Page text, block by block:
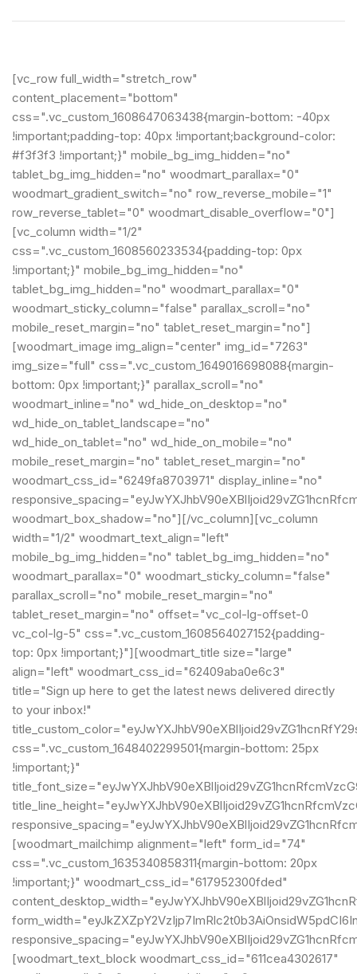
[vc_row full_width="stretch_row"
content_placement="bottom"
css=".vc_custom_1608647063438{margin-bottom: -40px
!important;padding-top: 40px !important;background-color:
#f3f3f3 !important;}" mobile_bg_img_hidden="no"
tablet_bg_img_hidden="no" woodmart_parallax="0"
woodmart_gradient_switch="no" row_reverse_mobile="1"
row_reverse_tablet="0" woodmart_disable_overflow="0"]
[vc_column width="1/2"
css=".vc_custom_1608560233534{padding-top: 0px
!important;}" mobile_bg_img_hidden="no"
tablet_bg_img_hidden="no" woodmart_parallax="0"
woodmart_sticky_column="false" parallax_scroll="no"
mobile_reset_margin="no" tablet_reset_margin="no"]
[woodmart_image img_align="center" img_id="7263"
img_size="full" css=".vc_custom_1649016698088{margin-
bottom: 0px !important;}" parallax_scroll="no"
woodmart_inline="no" wd_hide_on_desktop="no"
wd_hide_on_tablet_landscape="no"
wd_hide_on_tablet="no" wd_hide_on_mobile="no"
mobile_reset_margin="no" tablet_reset_margin="no"
woodmart_css_id="6249fa8703971" display_inline="no"
woodmart_box_shadow="no"][/vc_column][vc_column
width="1/2" woodmart_text_align="left"
mobile_bg_img_hidden="no" tablet_bg_img_hidden="no"
woodmart_parallax="0" woodmart_sticky_column="false"
parallax_scroll="no" mobile_reset_margin="no"
tablet_reset_margin="no" offset="vc_col-lg-offset-0
vc_col-lg-5" css=".vc_custom_1608564027152{padding-
top: 0px !important;}"][woodmart_title size="large"
align="left" woodmart_css_id="62409aba0e6c3"
title="Sign up here to get the latest news delivered directly
to your inbox!"
css=".vc_custom_1648402299501{margin-bottom: 25px
!important;}"
[woodmart_mailchimp alignment="left" form_id="74"
css=".vc_custom_1635340858311{margin-bottom: 20px
!important;}" woodmart_css_id="617952300fded"
[woodmart_text_block woodmart_css_id="611cea4302617"